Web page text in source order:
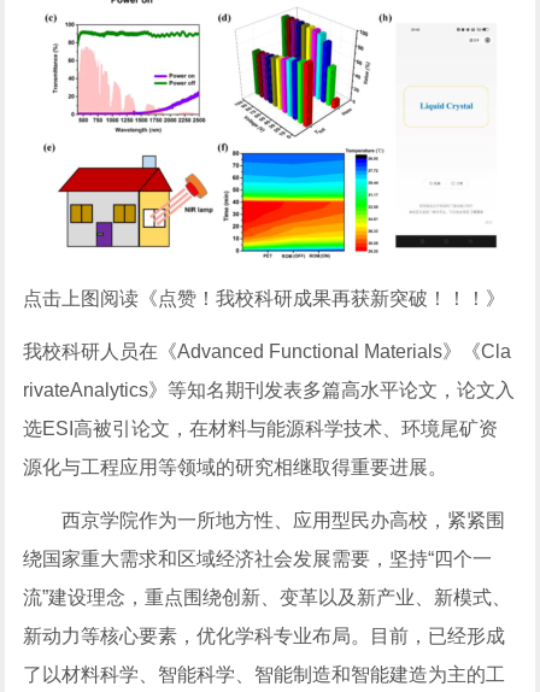
点击上图阅读《点赞！我校科研成果再获新突破！！！》
我校科研人员在《Advanced Functional Materials》《Cla
rivateAnalytics》等知名期刊发表多篇高水平论文，论文入
选ESI高被引论文，在材料与能源科学技术、环境尾矿资
源化与工程应用等领域的研究相继取得重要进展。
西京学院作为一所地方性、应用型民办高校，紧紧围
绕国家重大需求和区域经济社会发展需要，坚持“四个一
流”建设理念，重点围绕创新、变革以及新产业、新模式、
新动力等核心要素，优化学科专业布局。目前，已经形成
了以材料科学、智能科学、智能制造和智能建造为主的工